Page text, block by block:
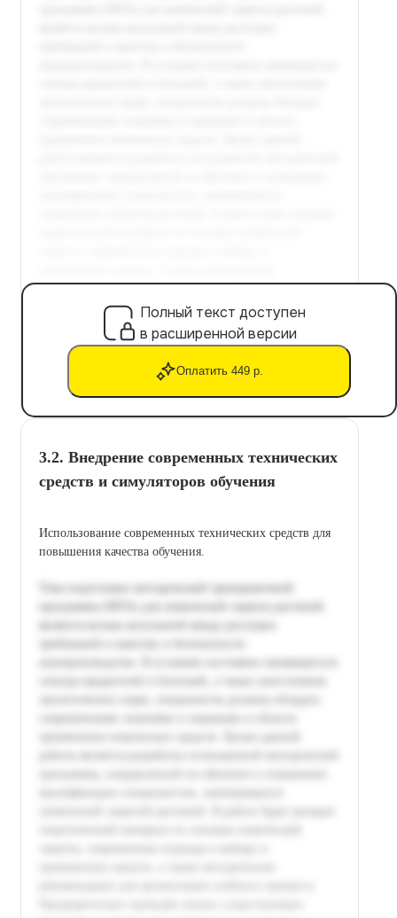
Полный текст доступен
в расширенной версии
Оплатить 449 р.
3.2. Внедрение современных технических
средств и симуляторов обучения
Использование современных технических средств для
повышения качества обучения.